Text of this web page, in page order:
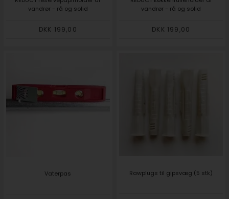
vandrør - rå og solid
DKK 199,00
vandrør - rå og solid
DKK 199,00
Vaterpas Rawplugs til gipsvæg (5 stk)